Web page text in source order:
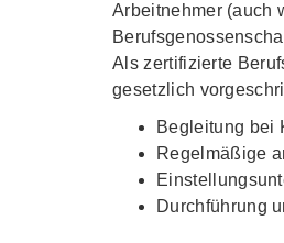
Arbeitnehmer (auch
Als zertifizierte
gesetzlich
Begleitung bei
Regelmäßige
Durchführung